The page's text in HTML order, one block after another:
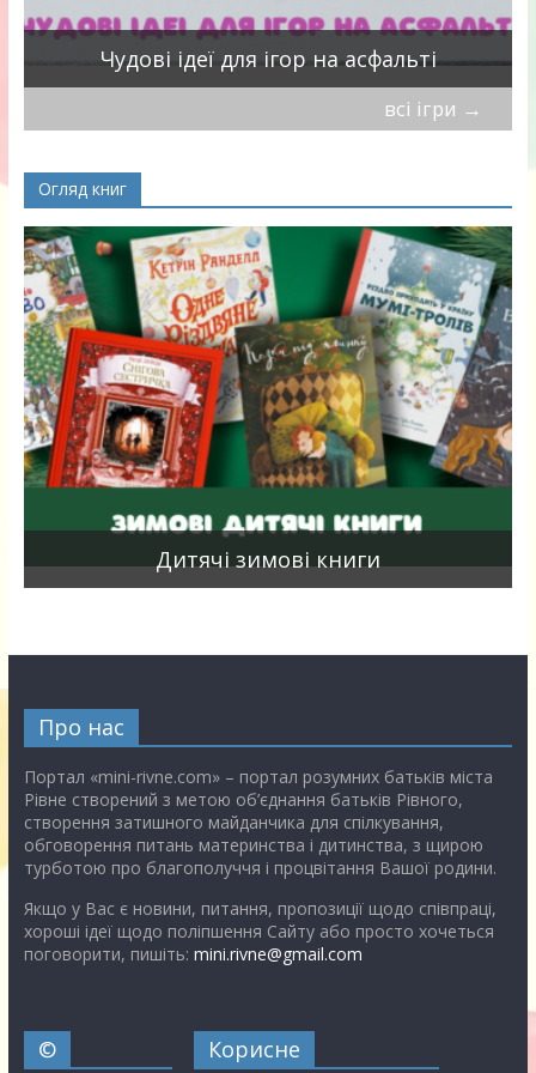
Чудові ідеї для ігор на асфальті
всі ігри →
Огляд книг
Дитячі зимові книги
Про нас
Портал «mini-rivne.com» – портал розумних батьків міста
Рівне створений з метою об’єднання батьків Рівного,
створення затишного майданчика для спілкування,
обговорення питань материнства і дитинства, з щирою
турботою про благополуччя і процвітання Вашої родини.
Якщо у Вас є новини, питання, пропозиції щодо співпраці,
хороші ідеї щодо поліпшення Сайту або просто хочеться
поговорити, пишіть: mini.rivne@gmail.com
© Корисне